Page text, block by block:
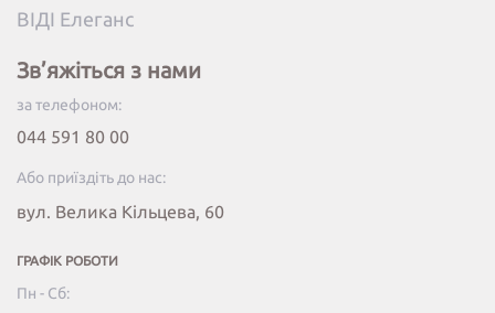
ВІДІ Елеганс
Зв’яжіться з нами
за телефоном:
044 591 80 00
Або приїздіть до нас:
вул. Велика Кільцева, 60
ГРАФІК РОБОТИ
Пн - Сб: